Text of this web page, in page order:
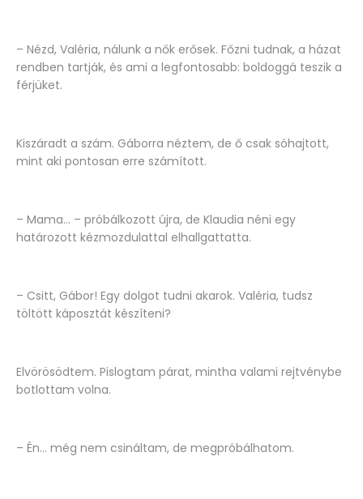
– Nézd, Valéria, nálunk a nők erősek. Főzni tudnak, a házat
rendben tartják, és ami a legfontosabb: boldoggá teszik a
férjüket.
Kiszáradt a szám. Gáborra néztem, de ő csak sóhajtott,
mint aki pontosan erre számított.
– Mama... – próbálkozott újra, de Klaudia néni egy
határozott kézmozdulattal elhallgattatta.
– Csitt, Gábor! Egy dolgot tudni akarok. Valéria, tudsz
töltött káposztát készíteni?
Elvörösödtem. Pislogtam párat, mintha valami rejtvénybe
botlottam volna.
– Én… még nem csináltam, de megpróbálhatom.